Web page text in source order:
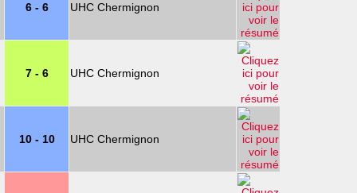
6 - 6 UHC Chermignon
7 - 6 UHC Chermignon
10 - 10 UHC Chermignon